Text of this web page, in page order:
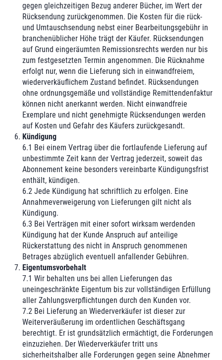
gegen gleichzeitigen Bezug anderer Bücher, im Wert der
Rücksendung zurückgenommen. Die Kosten für die rück-
und Umtauschsendung nebst einer Bearbeitungsgebühr in
branchenüblicher Höhe trägt der Käufer. Rücksendungen
auf Grund eingeräumten Remissionsrechts werden nur bis
zum festgesetzten Termin angenommen. Die Rücknahme
erfolgt nur, wenn die Lieferung sich in einwandfreiem,
wiederverkäuflichem Zustand befindet. Rücksendungen
ohne ordnungsgemäße und vollständige Remittendenfaktur
können nicht anerkannt werden. Nicht einwandfreie
Exemplare und nicht genehmigte Rücksendungen werden
auf Kosten und Gefahr des Käufers zurückgesandt.
Kündigung
6.1 Bei einem Vertrag über die fortlaufende Lieferung auf
unbestimmte Zeit kann der Vertrag jederzeit, soweit das
Abonnement keine besonders vereinbarte Kündigungsfrist
enthält, kündigen.
6.2 Jede Kündigung hat schriftlich zu erfolgen. Eine
Annahmeverweigerung von Lieferungen gilt nicht als
Kündigung.
6.3 Bei Verträgen mit einer sofort wirksam werdenden
Kündigung hat der Kunde Anspruch auf anteilige
Rückerstattung des nicht in Anspruch genommenen
Betrages abzüglich eventuell anfallender Gebühren.
Eigentumsvorbehalt
7.1 Wir behalten uns bei allen Lieferungen das
uneingeschränkte Eigentum bis zur vollständigen Erfüllung
aller Zahlungsverpflichtungen durch den Kunden vor.
7.2 Bei Lieferung an Wiederverkäufer ist dieser zur
Weiterveräußerung im ordentlichen Geschäftsgang
berechtigt. Er ist grundsätzlich ermächtigt, die Forderungen
einzuziehen. Der Wiederverkäufer tritt uns
sicherheitshalber alle Forderungen gegen seine Abnehmer